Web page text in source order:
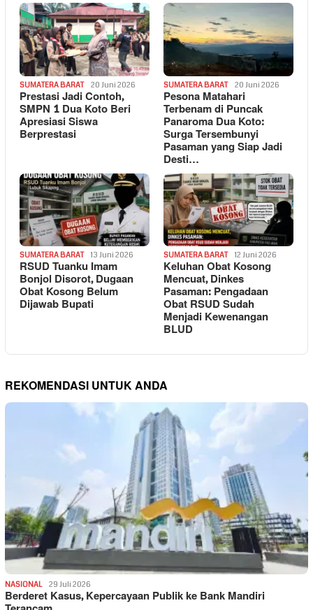
SUMATERA BARAT 20 Juni 2026
Prestasi Jadi Contoh,
SMPN 1 Dua Koto Beri
Apresiasi Siswa
Berprestasi
SUMATERA BARAT 20 Juni 2026
Pesona Matahari
Terbenam di Puncak
Panaroma Dua Koto:
Surga Tersembunyi
Pasaman yang Siap Jadi
Desti…
SUMATERA BARAT 13 Juni 2026
RSUD Tuanku Imam
Bonjol Disorot, Dugaan
Obat Kosong Belum
Dijawab Bupati
SUMATERA BARAT 12 Juni 2026
Keluhan Obat Kosong
Mencuat, Dinkes
Pasaman: Pengadaan
Obat RSUD Sudah
Menjadi Kewenangan
BLUD
REKOMENDASI UNTUK ANDA
NASIONAL 29 Juli 2026
Berderet Kasus, Kepercayaan Publik ke Bank Mandiri